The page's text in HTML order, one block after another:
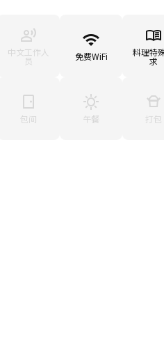
中文工作人
员 免费WiFi 料理特
求
包间 午餐 打包